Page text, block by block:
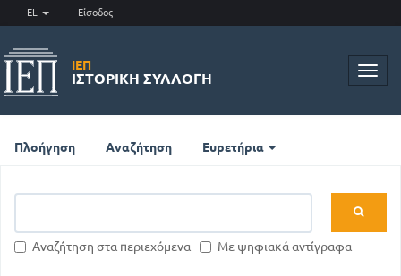
EL Είσοδος
ΙΕΠ
ΙΣΤΟΡΙΚΉ ΣΥΛΛΟΓΉ
Πλοήγηση Αναζήτηση Ευρετήρια
Αναζήτηση στα περιεχόμενα Με ψηφιακά αντίγραφα